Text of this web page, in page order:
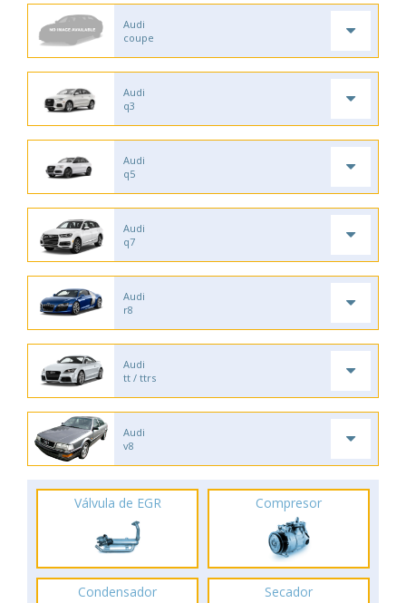
Audi
coupe
Audi
q3
Audi
q5
Audi
q7
Audi
r8
Audi
tt / ttrs
Audi
v8
Válvula de EGR Compresor
Condensador Secador